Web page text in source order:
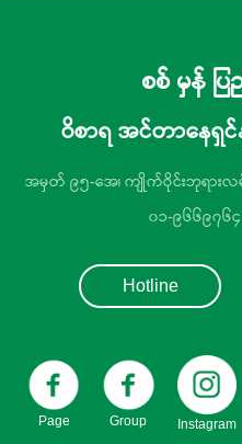
စစ် မှန် ပ
ဝိစာရ အင်တာနေ
အမှတ် ၉၅-အေ၊ ကျိုက်ဝိုင်းဘုရားလမ်
၀၁-၉၆၆၉၇၆
Hotline
Page Group Instagram